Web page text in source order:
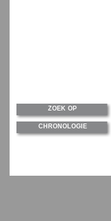
ZOEK OP
CHRONOLOGIE